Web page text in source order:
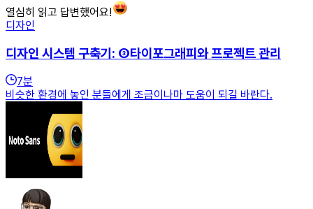
열심히 읽고 답변했어요!
디자인
디자인 시스템 구축기: ③타이포그래피와 프로젝트 관리
7분
비슷한 환경에 놓인 분들에게 조금이나마 도움이 되길 바란다.